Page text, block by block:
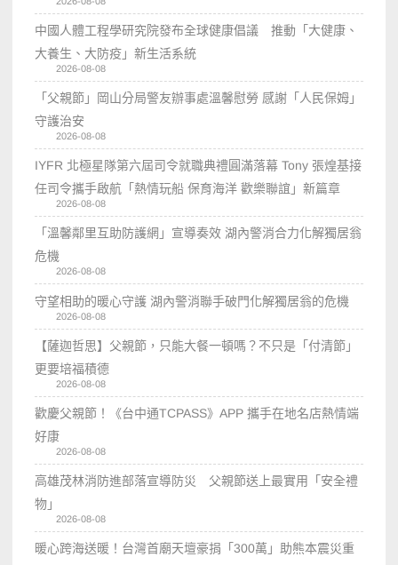
中國人體工程學研究院發布全球健康倡議 推動「大健康、
大養生、大防疫」新生活系統
2026-08-08
「父親節」岡山分局警友辦事處溫馨慰勞 感謝「人民保姆」
守護治安
2026-08-08
IYFR 北極星隊第六屆司令就職典禮圓滿落幕 Tony 張煌基接
任司令攜手啟航「熱情玩船 保育海洋 歡樂聯誼」新篇章
2026-08-08
「溫馨鄰里互助防護網」宣導奏效 湖內警消合力化解獨居翁
危機
2026-08-08
守望相助的暖心守護 湖內警消聯手破門化解獨居翁的危機
2026-08-08
【薩迦哲思】父親節，只能大餐一頓嗎？不只是「付清節」
更要培福積德
2026-08-08
歡慶父親節！《台中通TCPASS》APP 攜手在地名店熱情端
好康
2026-08-08
高雄茂林消防進部落宣導防災 父親節送上最實用「安全禮
物」
2026-08-08
暖心跨海送暖！台灣首廟天壇豪捐「300萬」助熊本震災重